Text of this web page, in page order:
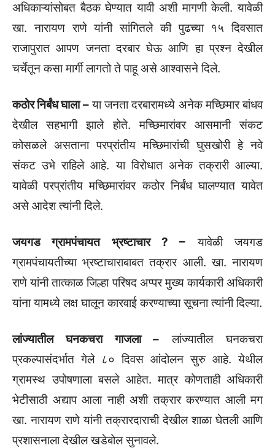
अधिकाऱ्यांसोबत बैठक घेण्यात यावी अशी मागणी केली. यावेळी
खा. नारायण राणे यांनी सांगितले की पुढच्या १५ दिवसात
राजापुरात आपण जनता दरबार घेऊ आणि हा प्रश्न देखील
चर्चेतून कसा मार्गी लागतो ते पाहू असे आश्वासने दिले.
कठोर निर्बंध घाला –या जनता दरबारामध्ये अनेक मच्छिमार बांधव
देखील सहभागी झाले होते. मच्छिमारांवर आसमानी संकट
कोसळले असताना परप्रांतीय मच्छिमारांची घुसखोरी हे नवे
संकट उभे राहिले आहे. या विरोधात अनेक तक्रारी आल्या.
यावेळी परप्रांतीय मच्छिमारांवर कठोर निर्बंध घालण्यात यावेत
असे आदेश त्यांनी दिले.
जयगड ग्रामपंचायत भ्रष्टाचार ? – यावेळी जयगड
ग्रामपंचायतीच्या भ्रष्टाचाराबाबत तक्रार आली. खा. नारायण
राणे यांनी तात्काळ जिल्हा परिषद अप्पर मुख्य कार्यकारी अधिकारी
यांना यामध्ये लक्ष घालून कारवाई करण्याच्या सूचना त्यांनी दिल्या.
लांज्यातील घनकचरा गाजला – लांज्यातील घनकचरा
प्रकल्पासंदर्भात गेले ८० दिवस आंदोलन सुरु आहे. येथील
ग्रामस्थ उपोषणाला बसले आहेत. मात्र कोणताही अधिकारी
भेटीसाठी अद्याप आला नाही अशी तक्रार करण्यात आली मग
खा. नारायण राणे यांनी तक्रारदाराची देखील शाळा घेतली आणि
प्रशासनाला देखील खडेबोल सुनावले.